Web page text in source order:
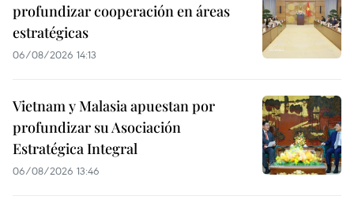
profundizar cooperación en áreas
estratégicas
06/08/2026 14:13
Vietnam y Malasia apuestan por
profundizar su Asociación
Estratégica Integral
06/08/2026 13:46